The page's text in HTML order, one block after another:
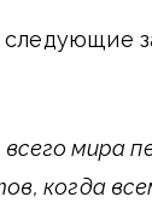
мира
когда